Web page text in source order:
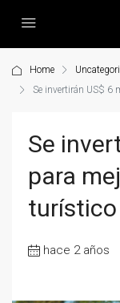
Home
Se invertirán US$ 6
Se
para
hace 2 años